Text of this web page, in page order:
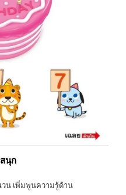
นุก
น เพิ่มพูนความรู้ด้าน